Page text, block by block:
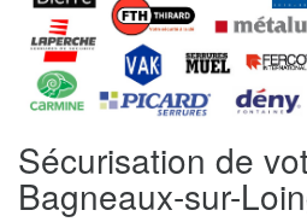
Sécurisation de
Bagneaux-sur-